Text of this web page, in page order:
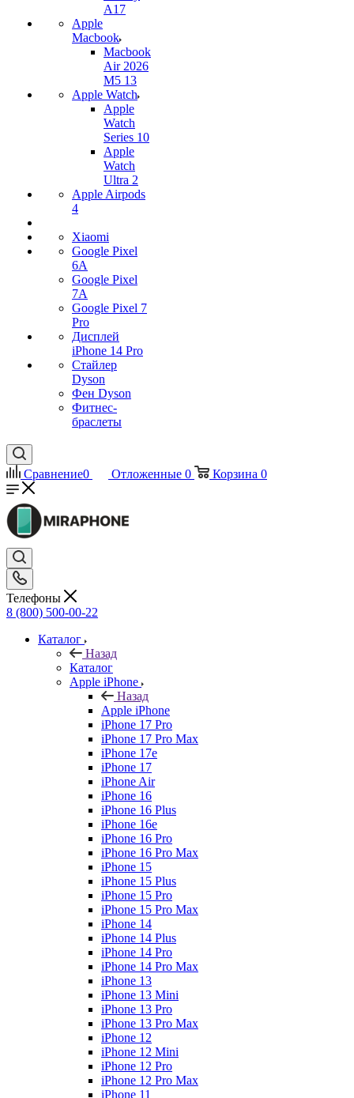
A17
Apple
Macbook
Macbook
Air 2026
M5 13
Apple Watch
Apple
Watch
Series 10
Apple
Watch
Ultra 2
Apple Airpods
4
Xiaomi
Google Pixel
6A
Google Pixel
7А
Google Pixel 7
Pro
Дисплей
iPhone 14 Pro
Стайлер
Dyson
Фен Dyson
Фитнес-
браслеты
Сравнение0 Отложенные 0 Корзина 0
Телефоны
8 (800) 500-00-22
Каталог
Назад
Каталог
Apple iPhone
Назад
Apple iPhone
iPhone 17 Pro
iPhone 17 Pro Max
iPhone 17e
iPhone 17
iPhone Air
iPhone 16
iPhone 16 Plus
iPhone 16e
iPhone 16 Pro
iPhone 16 Pro Max
iPhone 15
iPhone 15 Plus
iPhone 15 Pro
iPhone 15 Pro Max
iPhone 14
iPhone 14 Plus
iPhone 14 Pro
iPhone 14 Pro Max
iPhone 13
iPhone 13 Mini
iPhone 13 Pro
iPhone 13 Pro Max
iPhone 12
iPhone 12 Mini
iPhone 12 Pro
iPhone 12 Pro Max
iPhone 11